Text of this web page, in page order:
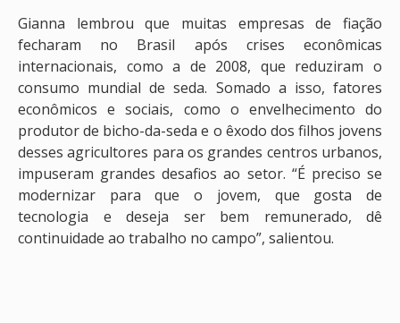
Gianna lembrou que muitas empresas de fiação
fecharam no Brasil após crises econômicas
internacionais, como a de 2008, que reduziram o
consumo mundial de seda. Somado a isso, fatores
econômicos e sociais, como o envelhecimento do
produtor de bicho-da-seda e o êxodo dos filhos jovens
desses agricultores para os grandes centros urbanos,
impuseram grandes desafios ao setor. “É preciso se
modernizar para que o jovem, que gosta de
tecnologia e deseja ser bem remunerado, dê
continuidade ao trabalho no campo”, salientou.